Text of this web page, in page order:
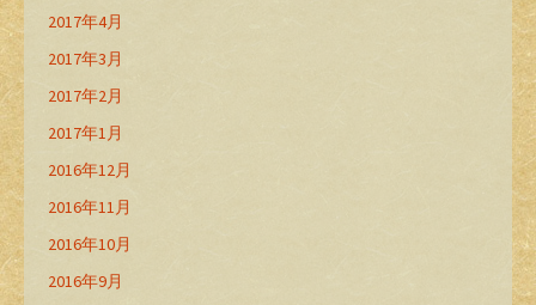
2017年4月
2017年3月
2017年2月
2017年1月
2016年12月
2016年11月
2016年10月
2016年9月